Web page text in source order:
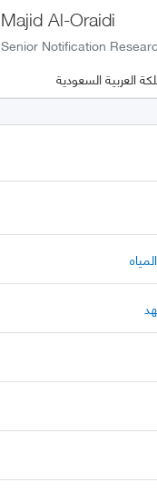
Majid Al-Oraidi
Senior Notification
العربية السعودية